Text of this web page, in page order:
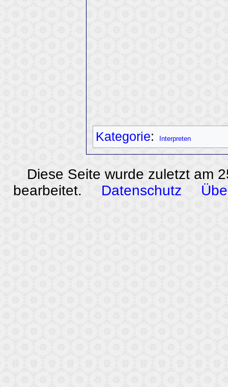
Kategorie: Interpreten
Diese Seite wurde zuletzt am
bearbeitet.
Datenschutz